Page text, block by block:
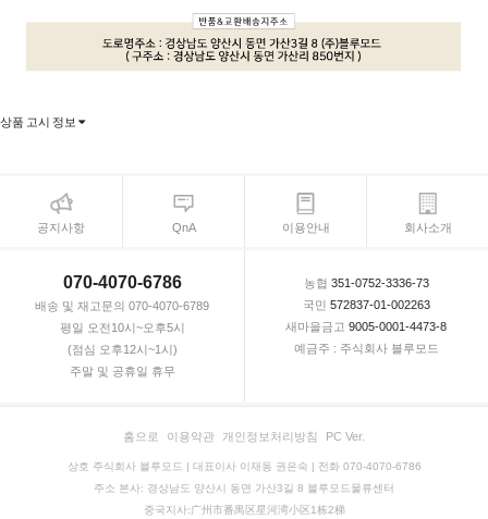
상품 고시 정보
공지사항 QnA 이용안내 회사소개
070-4070-6786
배송 및 재고문의 070-4070-6789
평일 오전10시~오후5시
(점심 오후12시~1시)
주말 및 공휴일 휴무
농협 351-0752-3336-73
국민 572837-01-002263
새마을금고 9005-0001-4473-8
예금주 : 주식회사 블루모드
홈으로 이용약관 개인정보처리방침 PC Ver.
상호 주식회사 블루모드 | 대표이사 이재동 권은숙 | 전화 070-4070-6786
주소 본사: 경상남도 양산시 동면 가산3길 8 블루모드물류센터
중국지사:广州市番禺区星河湾小区1栋2梯